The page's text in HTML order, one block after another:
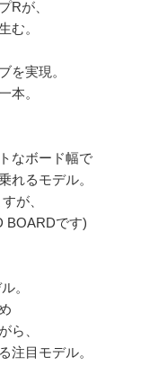
Rが、
む。
を実現。
本。
なボード幅で
れるモデル。
が、
です)
。
ら、
注目モデル。